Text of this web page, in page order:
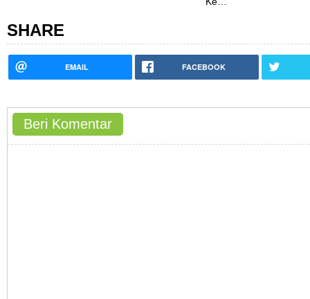
SHARE
EMAIL FACEBOOK
Beri Komentar